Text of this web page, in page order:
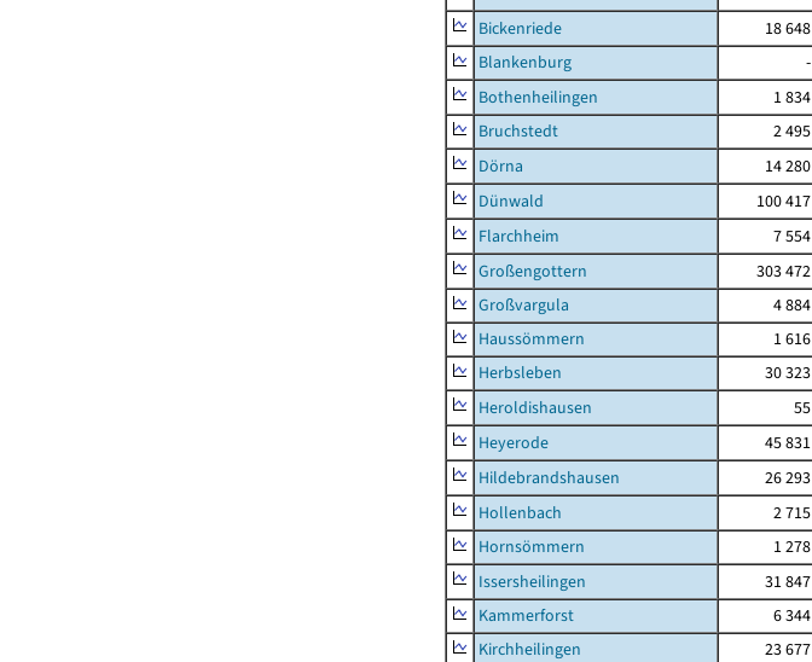
Bickenriede
18 648
Blankenburg
-
Bothenheilingen
1 834
Bruchstedt
2 495
Dörna
14 280
Dünwald
100 417
Flarchheim
7 554
Großengottern
303 472
Großvargula
4 884
Haussömmern
1 616
Herbsleben
30 323
Heroldishausen
55
Heyerode
45 831
Hildebrandshausen
26 293
Hollenbach
2 715
Hornsömmern
1 278
Issersheilingen
31 847
Kammerforst
6 344
Kirchheilingen
23 677